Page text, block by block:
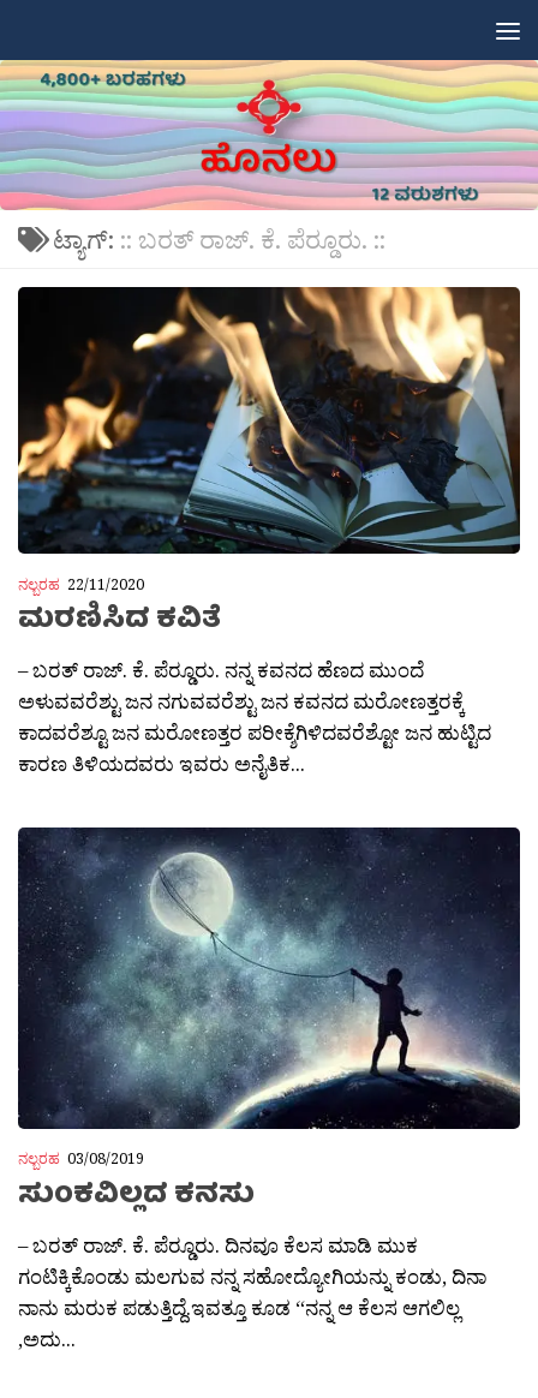
ಟ್ಯಾಗ್: :: ಬರತ್ ರಾಜ್. ಕೆ. ಪೆರ‍್ಡೂರು. ::
ನಲ್ಬರಹ 22/11/2020
ಮರಣಿಸಿದ ಕವಿತೆ
– ಬರತ್ ರಾಜ್. ಕೆ. ಪೆರ‍್ಡೂರು. ನನ್ನ ಕವನದ ಹೆಣದ ಮುಂದೆ
ಅಳುವವರೆಶ್ಟು ಜನ ನಗುವವರೆಶ್ಟು ಜನ ಕವನದ ಮರೋಣತ್ತರಕ್ಕೆ
ಕಾದವರೆಶ್ಟೂ ಜನ ಮರೋಣತ್ತರ ಪರೀಕ್ಶೆಗಿಳಿದವರೆಶ್ಟೋ ಜನ ಹುಟ್ಟಿದ
ಕಾರಣ ತಿಳಿಯದವರು ಇವರು ಅನೈತಿಕ...
ನಲ್ಬರಹ 03/08/2019
ಸುಂಕವಿಲ್ಲದ ಕನಸು
– ಬರತ್ ರಾಜ್. ಕೆ. ಪೆರ‍್ಡೂರು. ದಿನವೂ ಕೆಲಸ ಮಾಡಿ ಮುಕ
ಗಂಟಿಕ್ಕಿಕೊಂಡು ಮಲಗುವ ನನ್ನ ಸಹೋದ್ಯೋಗಿಯನ್ನು ಕಂಡು, ದಿನಾ
ನಾನು ಮರುಕ ಪಡುತ್ತಿದ್ದೆ.ಇವತ್ತೂ ಕೂಡ “ನನ್ನ ಆ ಕೆಲ‌ಸ‌ ಆಗಲಿಲ್ಲ
,ಅದು...